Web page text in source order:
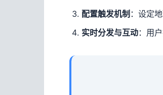
配置触发机制 ：设定
实时分发与互动：用